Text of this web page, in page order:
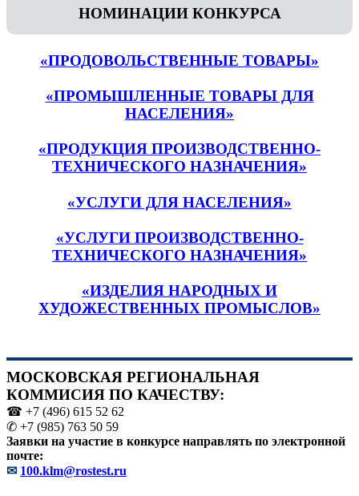
НОМИНАЦИИ КОНКУРСА
«ПРОДОВОЛЬСТВЕННЫЕ ТОВАРЫ»
«ПРОМЫШЛЕННЫЕ ТОВАРЫ ДЛЯ
НАСЕЛЕНИЯ»
«ПРОДУКЦИЯ ПРОИЗВОДСТВЕННО-
ТЕХНИЧЕСКОГО НАЗНАЧЕНИЯ»
«УСЛУГИ ДЛЯ НАСЕЛЕНИЯ»
«УСЛУГИ ПРОИЗВОДСТВЕННО-
ТЕХНИЧЕСКОГО НАЗНАЧЕНИЯ»
«ИЗДЕЛИЯ НАРОДНЫХ И
ХУДОЖЕСТВЕННЫХ ПРОМЫСЛОВ»
МОСКОВСКАЯ РЕГИОНАЛЬНАЯ
КОММИСИЯ ПО КАЧЕСТВУ:
☎ +7 (496) 615 52 62
✆ +7 (985) 763 50 59
Заявки на участие в конкурсе направлять по электронной
почте:
✉ 100.klm@rostest.ru